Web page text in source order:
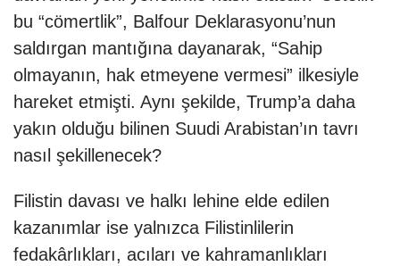
bu “cömertlik”, Balfour Deklarasyonu’nun
saldırgan mantığına dayanarak, “Sahip
olmayanın, hak etmeyene vermesi” ilkesiyle
hareket etmişti. Aynı şekilde, Trump’a daha
yakın olduğu bilinen Suudi Arabistan’ın tavrı
nasıl şekillenecek?
Filistin davası ve halkı lehine elde edilen
kazanımlar ise yalnızca Filistinlilerin
fedakârlıkları, acıları ve kahramanlıkları